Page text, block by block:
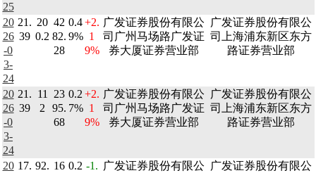
25
20
26
-0
3-
24
21.
39
20
0.2
42
82.
28
0.4
9%
+2.
1
9%
广发证券股份有限公
司广州马场路广发证
券大厦证券营业部
广发证券股份有限公
司上海浦东新区东方
路证券营业部
20
26
-0
3-
24
21.
39
11
2
23
95.
68
0.2
7%
+2.
1
9%
广发证券股份有限公
司广州马场路广发证
券大厦证券营业部
广发证券股份有限公
司上海浦东新区东方
路证券营业部
20 17. 92. 16 0.2 -1. 广发证券股份有限公
广发证券股份有限公